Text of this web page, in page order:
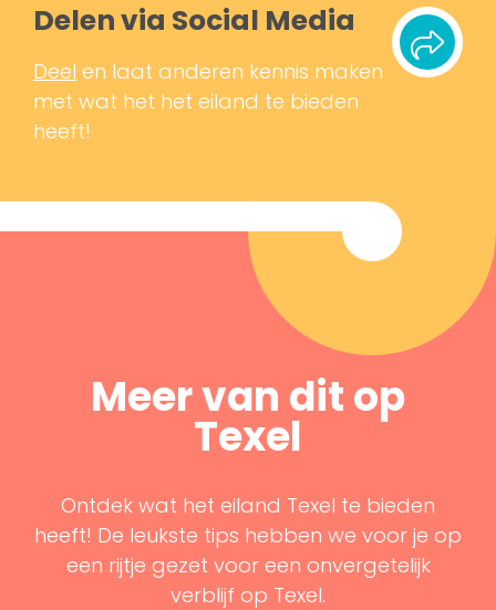
Delen via Social Media
Deel en laat anderen kennis maken
met wat het het eiland te bieden
heeft!
Meer van dit op
Texel
Ontdek wat het eiland Texel te bieden
heeft! De leukste tips hebben we voor je op
een rijtje gezet voor een onvergetelijk
verblijf op Texel.